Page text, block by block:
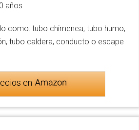
años
como: tubo chimenea, tubo humo,
tubo caldera, conducto o escape
en